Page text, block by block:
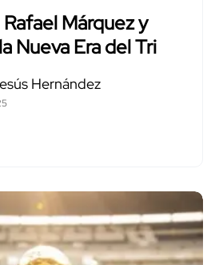
Márquez y
Nueva Era del Tri
Hernández